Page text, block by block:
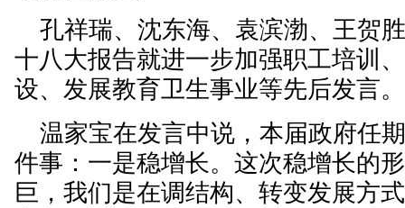
孔祥瑞、沈东海、袁滨渤、王贺
十八大报告就进一步加强职工培训
设、发展教育卫生事业等先后发言。
温家宝在发言中说，本届政府任
件事：一是稳增长。这次稳增长的
巨，我们是在调结构、转变发展方